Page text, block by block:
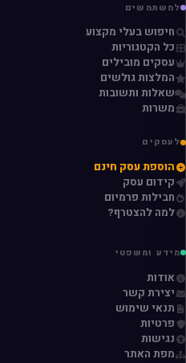
למשתמשים
חיפוש בעלי מקצוע
כל הקטגוריות
עסקים מובילים
המלצות גולשים
שאלות ותשובות
משרות
לעסקים
הוספת עסק חינם
קידום עסק
חבילות פרמיום
למה להצטרף?
מידע ומשפטי
אודות
יצירת קשר
תנאי שימוש
פרטיות
נגישות
מפת האתר